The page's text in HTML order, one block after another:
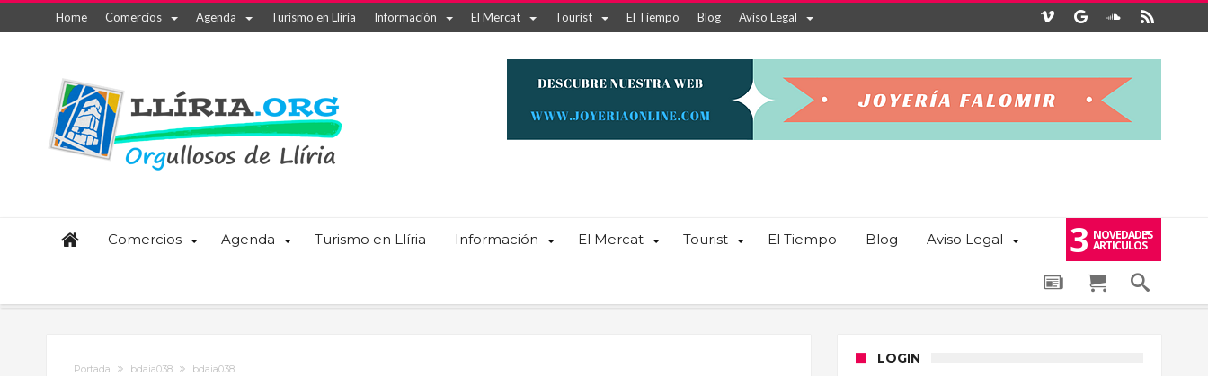
Home Comercios Agenda Turismo en Llíria Información El Mercat Tourist El Tiempo Blog Aviso Legal
Comercios Agenda Turismo en Llíria Información El Mercat Tourist El Tiempo Blog Aviso Legal 3 NOVEDADES
ARTICULOS
Portada bdaia038 bdaia038
LOGIN